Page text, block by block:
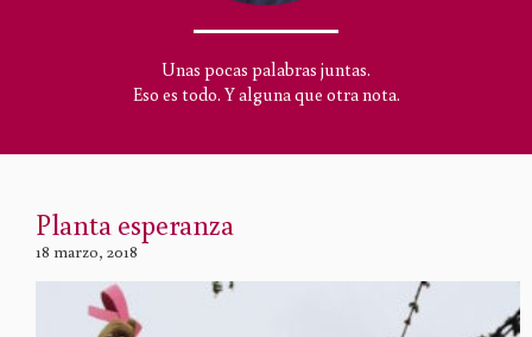
Unas pocas palabras juntas.
Eso es todo. Y alguna que otra nota.
Planta esperanza
18 marzo, 2018